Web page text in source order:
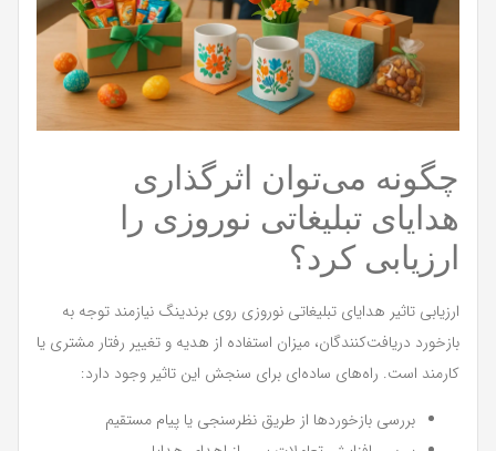
چگونه می‌توان اثرگذاری
هدایای تبلیغاتی نوروزی را
ارزیابی کرد؟
ارزیابی تاثیر هدایای تبلیغاتی نوروزی روی برندینگ نیازمند توجه به
بازخورد دریافت‌کنندگان، میزان استفاده از هدیه و تغییر رفتار مشتری یا
کارمند است. راه‌های ساده‌ای برای سنجش این تاثیر وجود دارد:
بررسی بازخوردها از طریق نظرسنجی یا پیام مستقیم